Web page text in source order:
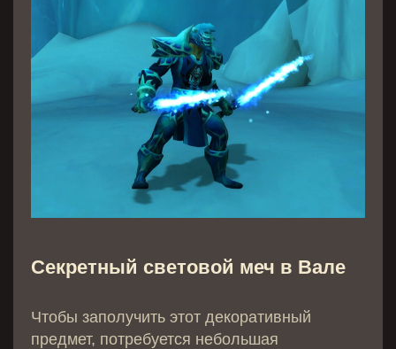
Секретный световой меч в Вале
Чтобы заполучить этот декоративный
предмет, потребуется небольшая